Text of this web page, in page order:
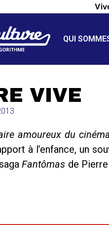
QUI
VIVE
amoureux du
à l’enfance, un
Fantômas de